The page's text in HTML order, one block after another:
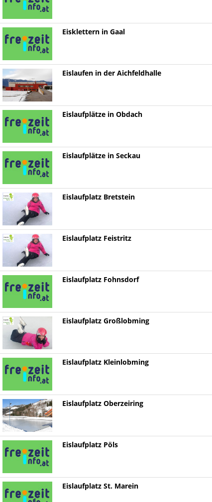
Eisklettern in Gaal
Eislaufen in der Aichfeldhalle
Eislaufplätze in Obdach
Eislaufplätze in Seckau
Eislaufplatz Bretstein
Eislaufplatz Feistritz
Eislaufplatz Fohnsdorf
Eislaufplatz Großlobming
Eislaufplatz Kleinlobming
Eislaufplatz Oberzeiring
Eislaufplatz Pöls
Eislaufplatz St. Marein